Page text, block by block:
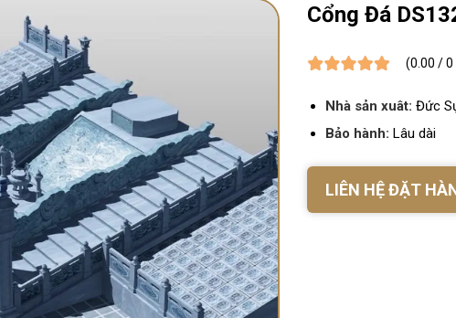
Cổng Đá
(0.00 / 0
Nhà sản xuât: Đức
Bảo hành: Lâu dài
LIÊN HỆ ĐẶT